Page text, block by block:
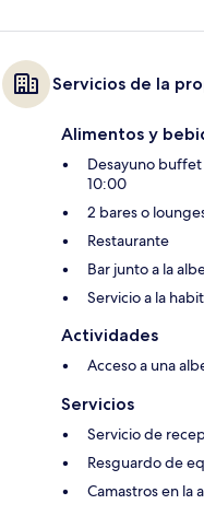
Servicios de la
Alimentos y
Desayuno
10:00
2 bares o
Restaurante
Bar junto a la
Servicio a la
Actividades
Acceso a una
Servicios
Servicio de
Resguardo de
Camastros en la